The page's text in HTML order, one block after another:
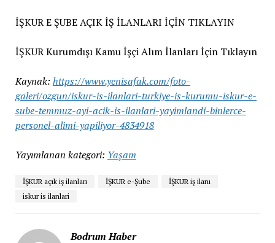
İŞKUR E ŞUBE AÇIK İŞ İLANLARI İÇİN TIKLAYIN
İŞKUR Kurumdışı Kamu İşçi Alım İlanları İçin Tıklayın
Kaynak: https://www.yenisafak.com/foto-
galeri/ozgun/iskur-is-ilanlari-turkiye-is-kurumu-iskur-e-
sube-temmuz-ayi-acik-is-ilanlari-yayimlandi-binlerce-
personel-alimi-yapiliyor-4834918
Yayımlanan kategori: Yaşam
İŞKUR açık iş ilanları İŞKUR e-Şube
İŞKUR iş ilanı
iskur is ilanlari
Bodrum Haber